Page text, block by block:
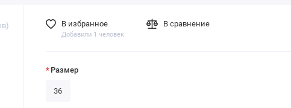
В избранное
Добавили 1 человек
В сравнение
Размер
36